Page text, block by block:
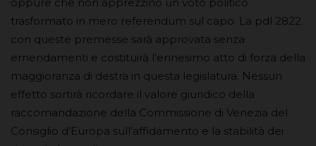
trasformato in mero referendum sul capo. La pdl 2822
con queste premesse sarà approvata senza
emendamenti e costituirà l’ennesimo atto di forza della
maggioranza di destra in questa legislatura. Nessun
effetto sortirà ricordare il valore giuridico della
raccomandazione della Commissione di Venezia del
Consiglio d’Europa sull’affidamento e la stabilità dei